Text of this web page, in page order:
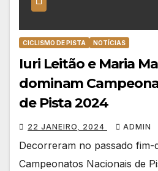
CICLISMO DE PISTA NOTÍCIAS
Iuri Leitão e Maria
dominam
de Pista 2024
22 JANEIRO, 2024 ADMIN
Decorreram no passado fim-
Campeonatos Nacionais de